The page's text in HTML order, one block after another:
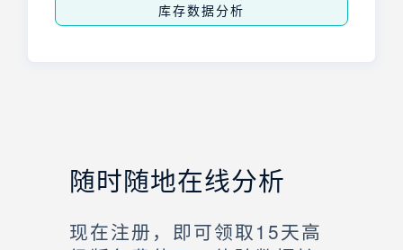
库存数据分析
随时随地在线分析
现在注册，即可领取15天高